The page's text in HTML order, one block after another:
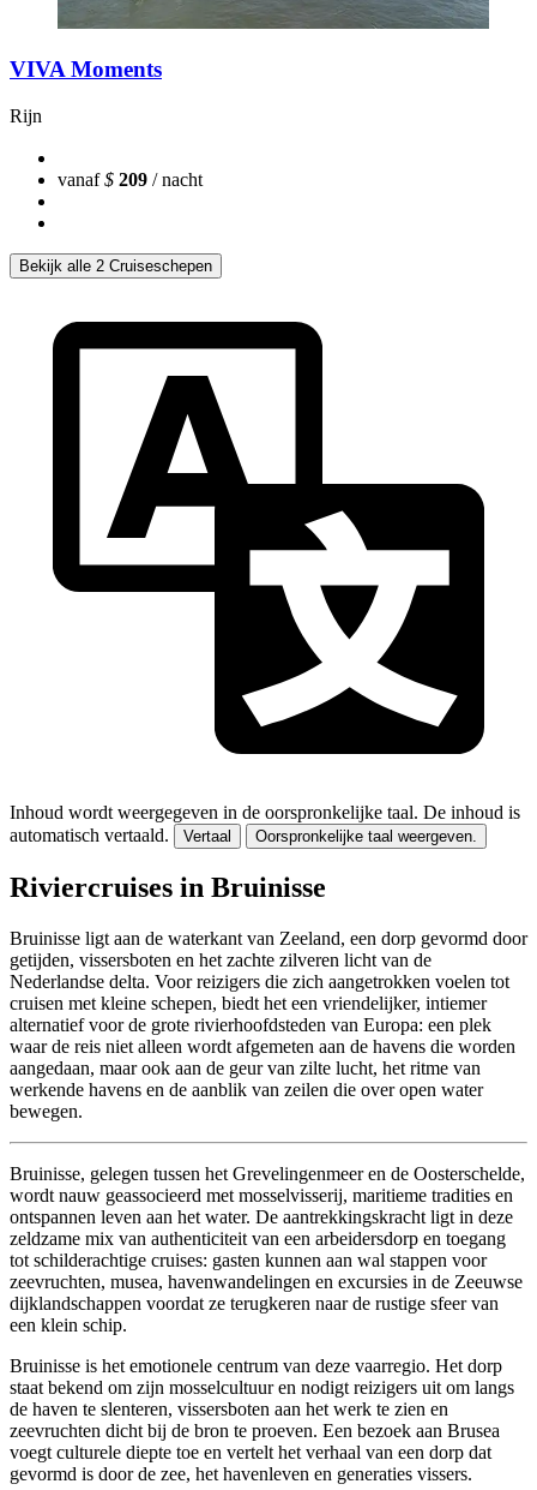
VIVA Moments
Rijn
vanaf$ 209 / nacht
Bekijk alle 2 Cruiseschepen
Inhoud wordt weergegeven in de oorspronkelijke taal. De inhoud is
automatisch vertaald.
Vertaal Oorspronkelijke taal weergeven.
Riviercruises in Bruinisse
Bruinisse ligt aan de waterkant van Zeeland, een dorp gevormd door
getijden, vissersboten en het zachte zilveren licht van de
Nederlandse delta. Voor reizigers die zich aangetrokken voelen tot
cruisen met kleine schepen, biedt het een vriendelijker, intiemer
alternatief voor de grote rivierhoofdsteden van Europa: een plek
waar de reis niet alleen wordt afgemeten aan de havens die worden
aangedaan, maar ook aan de geur van zilte lucht, het ritme van
werkende havens en de aanblik van zeilen die over open water
bewegen.
Bruinisse, gelegen tussen het Grevelingenmeer en de Oosterschelde,
wordt nauw geassocieerd met mosselvisserij, maritieme tradities en
ontspannen leven aan het water. De aantrekkingskracht ligt in deze
zeldzame mix van authenticiteit van een arbeidersdorp en toegang
tot schilderachtige cruises: gasten kunnen aan wal stappen voor
zeevruchten, musea, havenwandelingen en excursies in de Zeeuwse
dijklandschappen voordat ze terugkeren naar de rustige sfeer van
een klein schip.
Bruinisse is het emotionele centrum van deze vaarregio. Het dorp
staat bekend om zijn mosselcultuur en nodigt reizigers uit om langs
de haven te slenteren, vissersboten aan het werk te zien en
zeevruchten dicht bij de bron te proeven. Een bezoek aan Brusea
voegt culturele diepte toe en vertelt het verhaal van een dorp dat
gevormd is door de zee, het havenleven en generaties vissers.